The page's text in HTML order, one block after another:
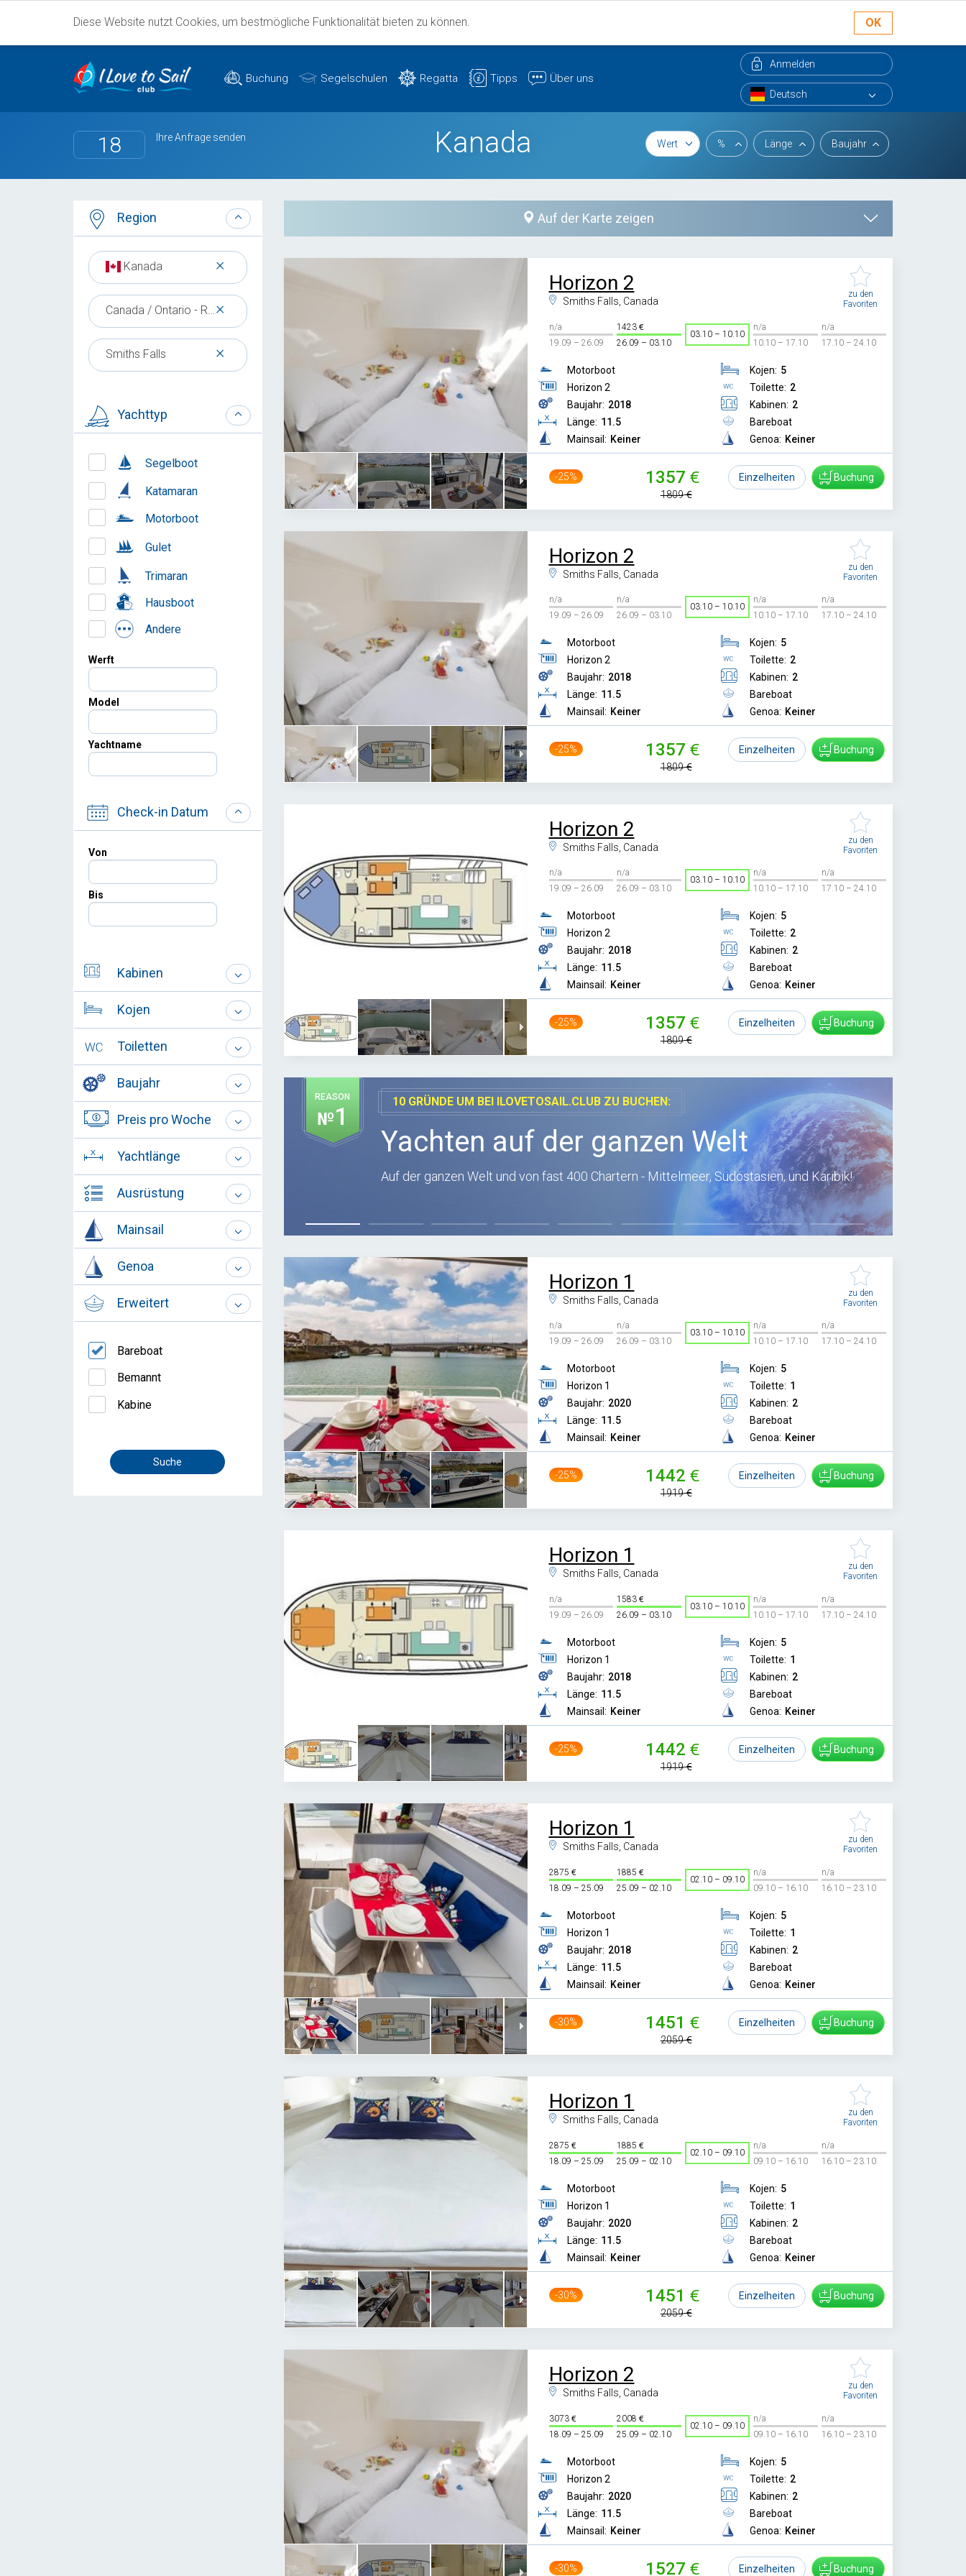
Diese Website nutzt Cookies, um bestmögliche Funktionalität bieten zu können. OK
Buchung Segelschulen Regatta Tipps Über uns
Anmelden
18 Ihre Anfrage senden Kanada Wert % Länge Baujahr
Region
×
Kanada
×
Canada / Ontario - Rideau Canal
×
Smiths Falls
Yachttyp
Segelboot
Katamaran
Motorboot
Gulet
Trimaran
Hausboot
Andere
Werft
Model
Yachtname
Check-in Datum
Von
Bis
Kabinen
Kojen
Toiletten
Baujahr
Preis pro Woche
Yachtlänge
Ausrüstung
Mainsail
Genoa
Erweitert
Bareboat
Bemannt
Kabine
Auf der Karte zeigen
Horizon 2
Smiths Falls, Canada
zu den
Favoriten
n/a
19.09 – 26.09
1423
26.09 – 03.10
03.10 – 10.10
n/a
10.10 – 17.10
n/a
17.10 – 24.10
Motorboot
Horizon 2
Baujahr: 2018
Länge: 11.5
Mainsail: Keiner
Kojen: 5
Toilette: 2
Kabinen: 2
Bareboat
Genoa: Keiner
-25% 1357
1809
Einzelheiten Buchung
Horizon 2
Smiths Falls, Canada
zu den
Favoriten
n/a
19.09 – 26.09
n/a
26.09 – 03.10
03.10 – 10.10
n/a
10.10 – 17.10
n/a
17.10 – 24.10
Motorboot
Horizon 2
Baujahr: 2018
Länge: 11.5
Mainsail: Keiner
Kojen: 5
Toilette: 2
Kabinen: 2
Bareboat
Genoa: Keiner
-25% 1357
1809
Einzelheiten Buchung
Horizon 2
Smiths Falls, Canada
zu den
Favoriten
n/a
19.09 – 26.09
n/a
26.09 – 03.10
03.10 – 10.10
n/a
10.10 – 17.10
n/a
17.10 – 24.10
Motorboot
Horizon 2
Baujahr: 2018
Länge: 11.5
Mainsail: Keiner
Kojen: 5
Toilette: 2
Kabinen: 2
Bareboat
Genoa: Keiner
-25% 1357
1809
Einzelheiten Buchung
REASON
№1
10 GRÜNDE UM BEI ILOVETOSAIL.CLUB ZU BUCHEN:
Yachten auf der ganzen Welt
Auf der ganzen Welt und von fast 400 Chartern - Mittelmeer, Südostasien, und Karibik!
Horizon 1
Smiths Falls, Canada
zu den
Favoriten
n/a
19.09 – 26.09
n/a
26.09 – 03.10
03.10 – 10.10
n/a
10.10 – 17.10
n/a
17.10 – 24.10
Motorboot
Horizon 1
Baujahr: 2020
Länge: 11.5
Mainsail: Keiner
Kojen: 5
Toilette: 1
Kabinen: 2
Bareboat
Genoa: Keiner
-25% 1442
1919
Einzelheiten Buchung
Horizon 1
Smiths Falls, Canada
zu den
Favoriten
n/a
19.09 – 26.09
1583
26.09 – 03.10
03.10 – 10.10
n/a
10.10 – 17.10
n/a
17.10 – 24.10
Motorboot
Horizon 1
Baujahr: 2018
Länge: 11.5
Mainsail: Keiner
Kojen: 5
Toilette: 1
Kabinen: 2
Bareboat
Genoa: Keiner
-25% 1442
1919
Einzelheiten Buchung
Horizon 1
Smiths Falls, Canada
zu den
Favoriten
2875
18.09 – 25.09
1885
25.09 – 02.10
02.10 – 09.10
n/a
09.10 – 16.10
n/a
16.10 – 23.10
Motorboot
Horizon 1
Baujahr: 2018
Länge: 11.5
Mainsail: Keiner
Kojen: 5
Toilette: 1
Kabinen: 2
Bareboat
Genoa: Keiner
-30% 1451
2059
Einzelheiten Buchung
Horizon 1
Smiths Falls, Canada
zu den
Favoriten
2875
18.09 – 25.09
1885
25.09 – 02.10
02.10 – 09.10
n/a
09.10 – 16.10
n/a
16.10 – 23.10
Motorboot
Horizon 1
Baujahr: 2020
Länge: 11.5
Mainsail: Keiner
Kojen: 5
Toilette: 1
Kabinen: 2
Bareboat
Genoa: Keiner
-30% 1451
2059
Einzelheiten Buchung
Horizon 2
Smiths Falls, Canada
zu den
Favoriten
3073
18.09 – 25.09
2008
25.09 – 02.10
02.10 – 09.10
n/a
09.10 – 16.10
n/a
16.10 – 23.10
Motorboot
Horizon 2
Baujahr: 2020
Länge: 11.5
Mainsail: Keiner
Kojen: 5
Toilette: 2
Kabinen: 2
Bareboat
Genoa: Keiner
-30% 1527 Einzelheiten Buchung